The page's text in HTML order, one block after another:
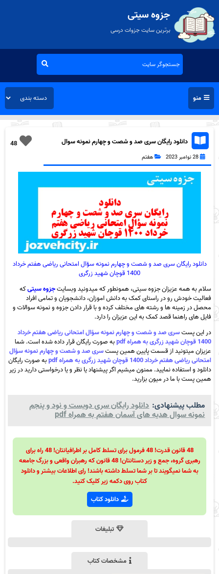
جزوه سیتی
برترین سایت جزوات درسی
منو
48
دانلود رایگان سری صد و شصت و چهارم نمونه سوال
ریاضی هفتم به همراه pdf
28 نوامبر 2023 هفتم
دانلود رایگان سری صد و شصت و چهارم نمونه سؤال امتحانی ریاضی هفتم خرداد
1400 قوچان شهید زرگری
سلام به همه عزیزان جزوه سیتی، همونطور که میدونید وبسایتجزوه سیتیکه
فعالیت خودش رو در راستای کمک به دانش اموزان، دانشجویان و تمامی افراد
محصل در زمینه ها و رشته های مختلف کرده و با قرار دادن جزوه و نمونه سوالات و
فایل های راهنما قصد کمک به این عزیزان را دارد.
در این پستسری صد و شصت و چهارم نمونه سؤال امتحانی ریاضی هفتم خرداد
1400 قوچان شهید زرگری به همراه pdf
به صورت رایگان قرار داده شده است. شما
عزیزان میتونید از قسمت پایین همین پستسری صد و شصت و چهارم نمونه سؤال
امتحانی ریاضی هفتم خرداد 1400 قوچان شهید زرگری به همراه pdf
به صورت رایگان
دانلود و استفاده نمایید. ممنون میشیم اگر پیشنهاد یا نظر و یا درخواستی دارید در زیر
همین پست با ما در میون بزارید.
مطلب پیشنهادی: دانلود رایگان سری دویست و نود و پنجم
نمونه سوال هدیه های آسمان هفتم به همراه pdf
48 قانون قدرت! 48 فرمول برای تسلط کامل بر اطرافیانتان! 48 راه برای
رهبری گروه، جمع و زیر دستانتان! 48 قانون که رهبران واقعی و بزرگ جامعه
به شما نمیگویند تا بر شما تسلط داشته باشند! رای اطلاعات بیشتر و دانلود
کتاب روی دکمه زیر کلیک کنید.
دانلود کتاب
تبلیغات
مشخصات کتاب